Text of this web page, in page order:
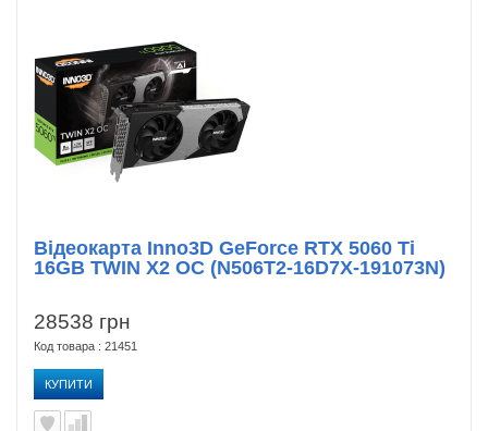
28538 грн
Код товара : 21451
КУПИТИ
Відеокарта Inno3D GeForce RTX 5060 Ti
16GB TWIN X2 OC (N506T2-16D7X-191073N)